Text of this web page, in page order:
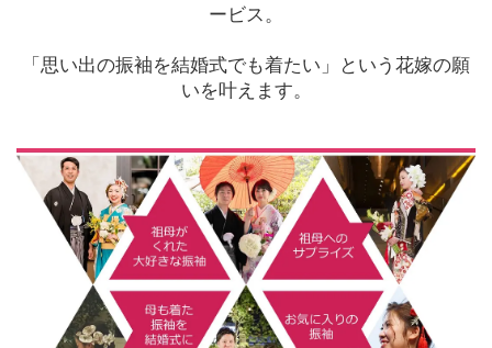
ービス。
「思い出の振袖を結婚式でも着たい」という花嫁の願
いを叶えます。